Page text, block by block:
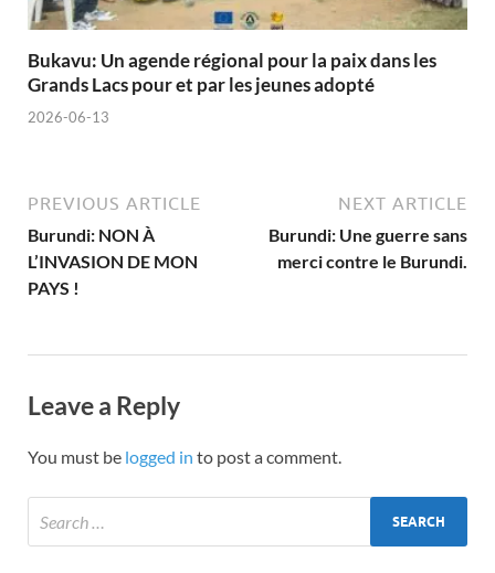
Bukavu: Un agende régional pour la paix dans les
Grands Lacs pour et par les jeunes adopté
2026-06-13
PREVIOUS ARTICLE
Burundi: NON À
L’INVASION DE MON
PAYS !
NEXT ARTICLE
Burundi: Une guerre sans
merci contre le Burundi.
Leave a Reply
You must be logged in to post a comment.